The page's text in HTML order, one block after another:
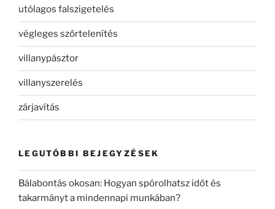
utólagos falszigetelés
végleges szőrtelenítés
villanypásztor
villanyszerelés
zárjavítás
LEGUTÓBBI BEJEGYZÉSEK
Bálabontás okosan: Hogyan spórolhatsz időt és
takarmányt a mindennapi munkában?